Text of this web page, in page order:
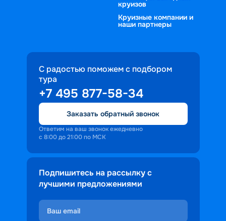
круизов
Круизные компании и
наши партнеры
С радостью поможем с подбором
тура
+7 495 877-58-34
Заказать обратный звонок
Ответим на ваш звонок ежедневно
с 8:00 до 21:00 по МСК
Подпишитесь на рассылку с
лучшими предложениями